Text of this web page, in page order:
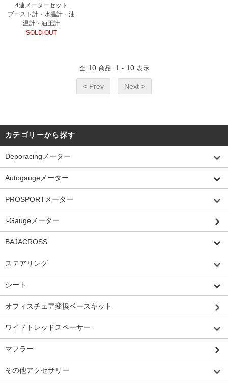
4連メーターセット
ブースト計・水温計・油
温計・油圧計
SOLD OUT
全 10 商品 1 - 10 表示
< Prev Next >
カテゴリーから探す
Deporacingメーター
Autogaugeメーター
PROSPORTメーター
i-Gaugeメーター
BAJACROSS
ステアリング
シート
オフィスチェア変換ベースキット
ワイドトレッドスペーサー
マフラー
その他アクセサリー